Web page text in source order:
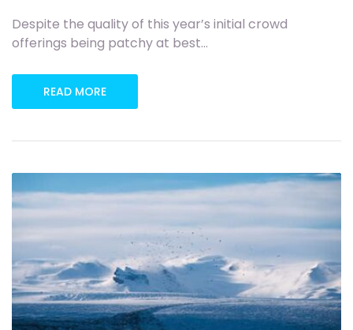
Despite the quality of this year’s initial crowd
offerings being patchy at best…
READ MORE